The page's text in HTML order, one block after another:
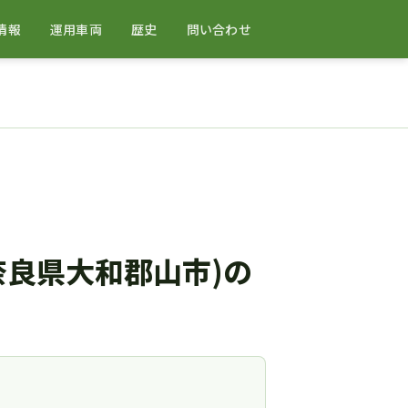
報 運用車両 歴史 問い合わせ
県大和郡山市)の